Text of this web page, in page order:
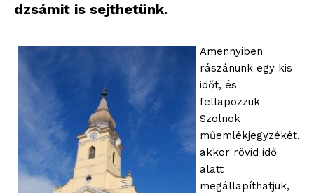
dzsámit is sejthetünk.
Amennyiben
rászánunk egy kis
időt, és
fellapozzuk
Szolnok
műemlékjegyzékét,
akkor rövid idő
alatt
megállapíthatjuk,